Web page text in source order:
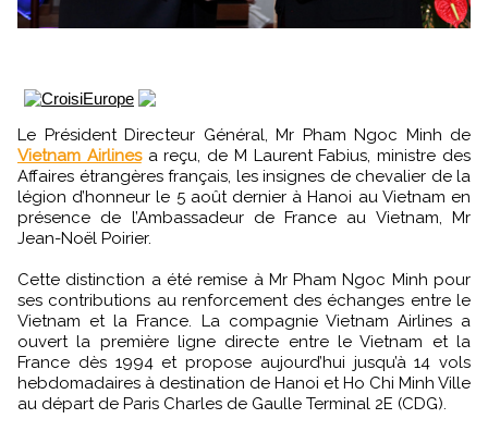
Le Président Directeur Général, Mr Pham Ngoc Minh de
Vietnam Airlinesa reçu, de M Laurent Fabius, ministre des
Affaires étrangères français, les insignes de chevalier de la
légion d’honneur le 5 août dernier à Hanoi au Vietnam en
présence de l’Ambassadeur de France au Vietnam, Mr
Jean-Noël Poirier.
Cette distinction a été remise à Mr Pham Ngoc Minh pour
ses contributions au renforcement des échanges entre le
Vietnam et la France. La compagnie Vietnam Airlines a
ouvert la première ligne directe entre le Vietnam et la
France dès 1994 et propose aujourd’hui jusqu’à 14 vols
hebdomadaires à destination de Hanoi et Ho Chi Minh Ville
au départ de Paris Charles de Gaulle Terminal 2E (CDG).